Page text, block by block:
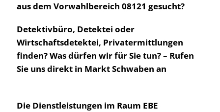
aus dem Vorwahlbereich 08121 gesucht?
Detektivbüro, Detektei oder
Wirtschaftsdetektei, Privatermittlungen
finden? Was dürfen wir für Sie tun? – Rufen
Sie uns direkt in Markt Schwaben an
Die Dienstleistungen im Raum EBE